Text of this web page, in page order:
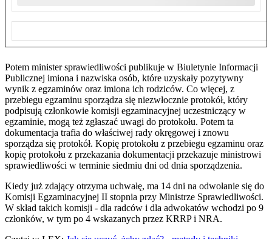
Potem minister sprawiedliwości publikuje w Biuletynie Informacji
Publicznej imiona i nazwiska osób, które uzyskały pozytywny
wynik z egzaminów oraz imiona ich rodziców. Co więcej, z
przebiegu egzaminu sporządza się niezwłocznie protokół, który
podpisują członkowie komisji egzaminacyjnej uczestniczący w
egzaminie, mogą też zgłaszać uwagi do protokołu. Potem ta
dokumentacja trafia do właściwej rady okręgowej i znowu
sporządza się protokół. Kopię protokołu z przebiegu egzaminu oraz
kopię protokołu z przekazania dokumentacji przekazuje ministrowi
sprawiedliwości w terminie siedmiu dni od dnia sporządzenia.
Kiedy już zdający otrzyma uchwałę, ma 14 dni na odwołanie się do
Komisji Egzaminacyjnej II stopnia przy Ministrze Sprawiedliwości.
W skład takich komisji - dla radców i dla adwokatów wchodzi po 9
członków, w tym po 4 wskazanych przez KRRP i NRA.